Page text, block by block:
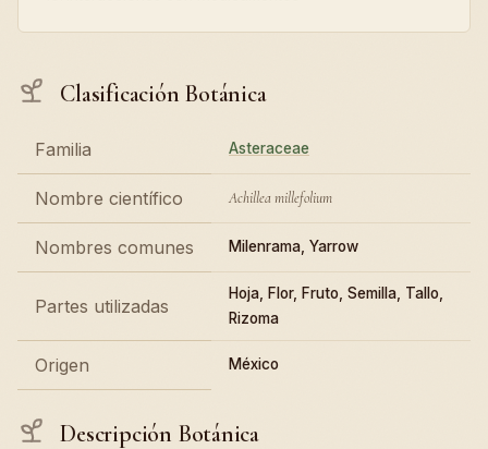
Clasificación Botánica
Familia Asteraceae
Nombre científico Achillea millefolium
Nombres comunes Milenrama, Yarrow
Partes utilizadas
Hoja, Flor, Fruto, Semilla, Tallo,
Rizoma
Origen México
Descripción Botánica